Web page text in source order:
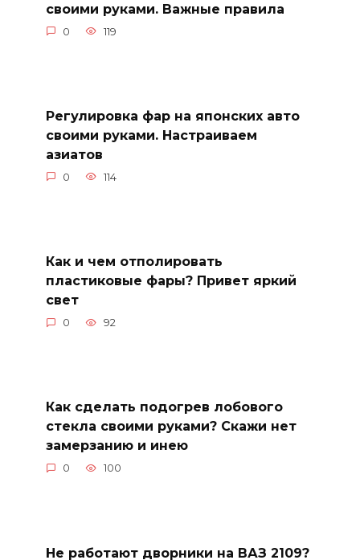
своими руками. Важные правила
0 119
Регулировка фар на японских авто
своими руками. Настраиваем
азиатов
0 114
Как и чем отполировать
пластиковые фары? Привет яркий
свет
0 92
Как сделать подогрев лобового
стекла своими руками? Скажи нет
замерзанию и инею
0 100
Не работают дворники на ВАЗ 2109?